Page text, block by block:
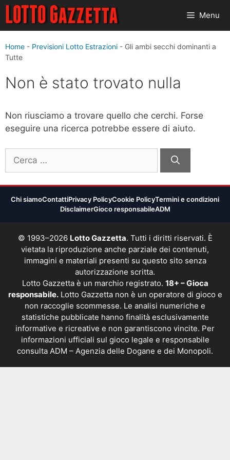
Vai
contenuto
Menu
Home - Previsioni Lotto Estrazioni - Gli ambi secchi dominanti a
Tutte
Non è stato trovato nulla
Non riusciamo a trovare quello che cerchi. Forse
eseguire una ricerca potrebbe essere di aiuto.
per:
Chi siamoContattiPrivacy PolicyCookie PolicyTermini e condizioni
DisclaimerGioco responsabileADM
© 1993–2026 Lotto Gazzetta. Tutti i diritti riservati. È
vietata la riproduzione anche parziale dei contenuti,
immagini e materiali presenti su questo sito senza
autorizzazione scritta.
Lotto Gazzetta è un marchio registrato. 18+ – Gioca
responsabile.Lotto Gazzetta non è un operatore di gioco e
non raccoglie scommesse. Le analisi numeriche e
statistiche pubblicate hanno finalità esclusivamente
informative e ricreative e non garantiscono vincite. Per
informazioni ufficiali sul gioco legale e responsabile
consulta ADM – Agenzia delle Dogane e dei Monopoli.